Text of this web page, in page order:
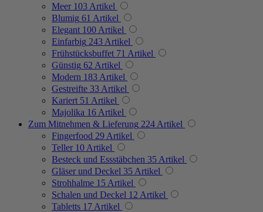
Meer 103 Artikel
Blumig 61 Artikel
Elegant 100 Artikel
Einfarbig 243 Artikel
Frühstücksbuffet 71 Artikel
Günstig 62 Artikel
Modern 183 Artikel
Gestreifte 33 Artikel
Kariert 51 Artikel
Majolika 16 Artikel
Zum Mitnehmen & Lieferung 224 Artikel
Fingerfood 29 Artikel
Teller 10 Artikel
Besteck und Essstäbchen 35 Artikel
Gläser und Deckel 35 Artikel
Strohhalme 15 Artikel
Schalen und Deckel 12 Artikel
Tabletts 17 Artikel